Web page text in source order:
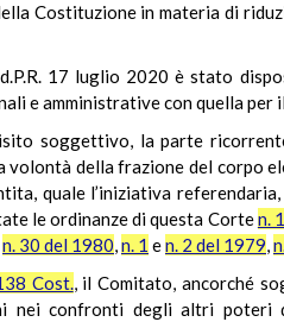
Costituzione in materia di
17 luglio 2020 è stato
e amministrative con quella
soggettivo, la parte
volontà della frazione del corpo
quale l’iniziativa
le ordinanze di questa Corten.
n. 30 del 1980,n. 1 en. 2 del 1979,
Cost., il Comitato, ancorché
nei confronti degli altri poteri